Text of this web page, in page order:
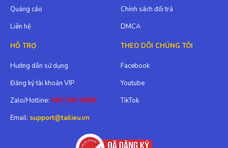
Quảng cáo
Liên hệ
Chính sách đổi trả
DMCA
HỖ TRỢ
Hướng dẫn sử dụng
Đăng ký tài khoản VIP
Zalo/Hotline: 093 303 0098
Email: support@tailieu.vn
THEO DÕI CHÚNG TÔI
Facebook
Youtube
TikTok